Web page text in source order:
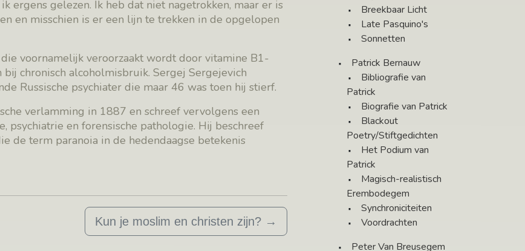
ergens gelezen. Ik heb dat niet nagetrokken, maar er is
en misschien is er een lijn te trekken in de opgelopen
voornamelijk veroorzaakt wordt door vitamine B1-
chronisch alcoholmisbruik. Sergej Sergejevich
Russische psychiater die maar 46 was toen hij stierf.
verlamming in 1887 en schreef vervolgens een
psychiatrie en forensische pathologie. Hij beschreef
de term paranoia in de hedendaagse betekenis
Kun je moslim en christen zijn? →
Breekbaar Licht
Late Pasquino's
Sonnetten
Patrick Bernauw
Bibliografie van
Patrick
Biografie van Patrick
Blackout
Poetry/Stiftgedichten
Het Podium van
Patrick
Magisch-realistisch
Erembodegem
Synchroniciteiten
Voordrachten
Peter Van Breusegem